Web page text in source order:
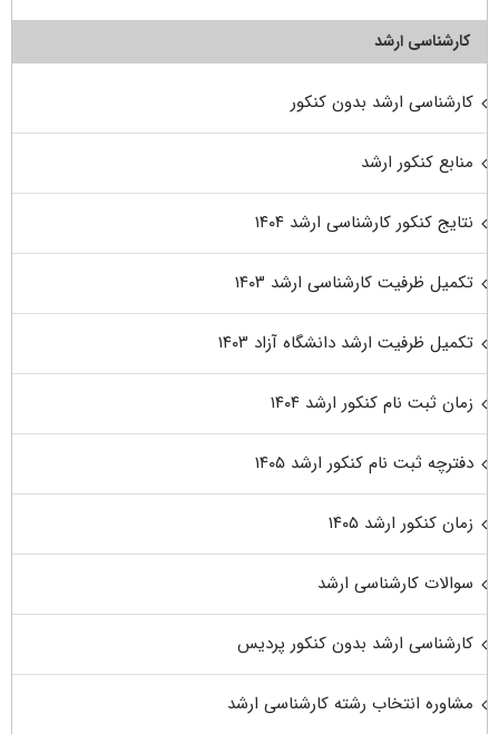
کارشناسی ارشد
کارشناسی ارشد بدون کنکور
منابع کنکور ارشد
نتایج کنکور کارشناسی ارشد ۱۴۰۴
تکمیل ظرفیت کارشناسی ارشد ۱۴۰۳
تکمیل ظرفیت ارشد دانشگاه آزاد ۱۴۰۳
زمان ثبت نام کنکور ارشد ۱۴۰۴
دفترچه ثبت نام کنکور ارشد ۱۴۰۵
زمان کنکور ارشد ۱۴۰۵
سوالات کارشناسی ارشد
کارشناسی ارشد بدون کنکور پردیس
مشاوره انتخاب رشته کارشناسی ارشد